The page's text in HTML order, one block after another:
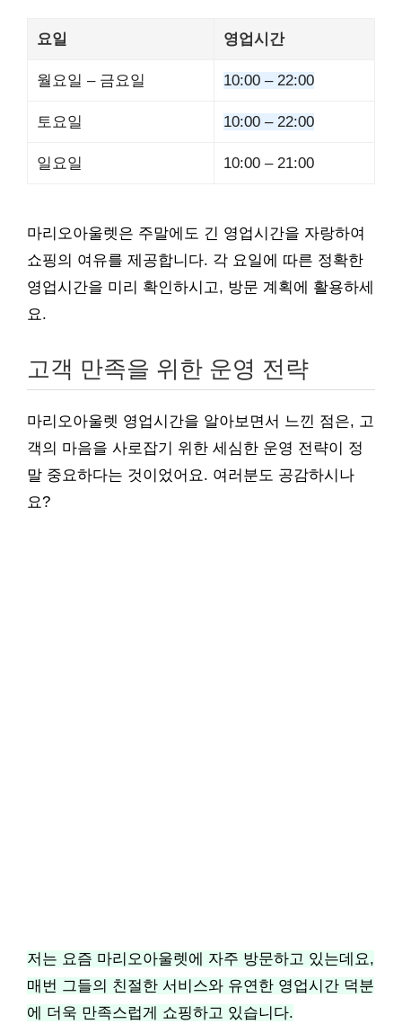
요일 영업시간
월요일 – 금요일 10:00 – 22:00
토요일 10:00 – 22:00
일요일 10:00 – 21:00
마리오아울렛은 주말에도 긴 영업시간을 자랑하여
쇼핑의 여유를 제공합니다. 각 요일에 따른 정확한
영업시간을 미리 확인하시고, 방문 계획에 활용하세
요.
고객 만족을 위한 운영 전략
마리오아울렛 영업시간을 알아보면서 느낀 점은, 고
객의 마음을 사로잡기 위한 세심한 운영 전략이 정
말 중요하다는 것이었어요. 여러분도 공감하시나
요?
저는 요즘 마리오아울렛에 자주 방문하고 있는데요,
매번 그들의 친절한 서비스와 유연한 영업시간 덕분
에 더욱 만족스럽게 쇼핑하고 있습니다.